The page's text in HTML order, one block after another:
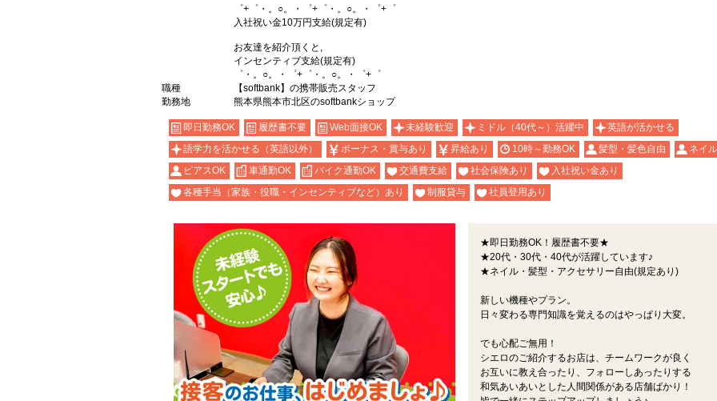
゜+゜・。○。・゜+゜・。○。・゜+゜
入社祝い金10万円支給(規定有)
お友達を紹介頂くと,
インセンティブ支給(規定有)
゜・。○。・゜+゜・。○。・゜+゜
職種
【softbank】の携帯販売スタッフ
勤務地
熊本県熊本市北区のsoftbankショップ
即日勤務OK 履歴書不要 Web面接OK 未経験歓迎 ミドル（40代～）活躍中
英語が活かせる
語学力を活かせる（英語以外）
ボーナス・賞与あり 昇給あり 10時～勤務OK 髪型・髪色自由
ネイ
ピアスOK
車通勤OK バイク通勤OK 交通費支給 社会保険あり
入社祝い金あり
各種手当（家族・役職・インセンティブなど）あり
制服貸与 社員登用あり
★即日勤務OK！履歴書不要★
★20代・30代・40代が活躍しています♪
★ネイル・髪型・アクセサリー自由(規定あり)
新しい機種やプラン。
日々変わる専門知識を覚えるのはやっぱり大変。
でも心配ご無用！
シエロのご紹介するお店は、チームワークが良く
お互いに教え合ったり、フォローしあったりする
和気あいあいとした人間関係がある店舗ばかり！